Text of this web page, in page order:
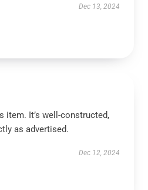
Dec 13, 2024
item. It’s well-constructed,
as advertised.
Dec 12, 2024